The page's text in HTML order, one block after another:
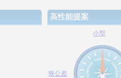
高性能提案
小型
狭公差